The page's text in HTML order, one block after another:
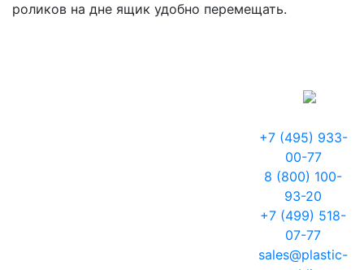
роликов на дне ящик удобно перемещать.
+7 (495) 933-
00-77
8 (800) 100-
93-20
+7 (499) 518-
07-77
sales@plastic-